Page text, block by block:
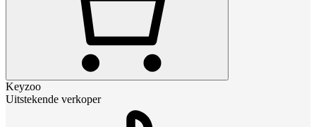
Keyzoo
Uitstekende verkoper